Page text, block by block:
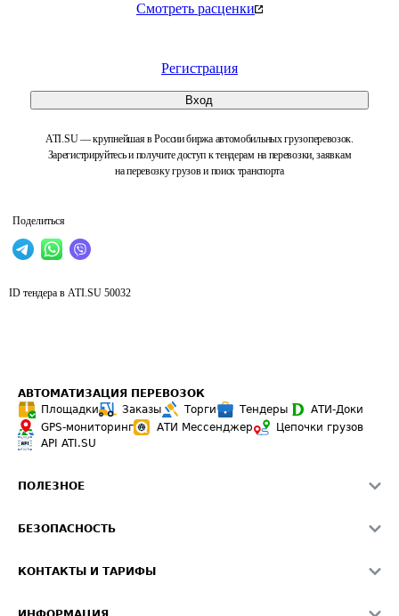
Смотреть расценки
Регистрация
Вход
ATI.SU — крупнейшая в России биржа автомобильных грузоперевозок.
Зарегистрируйтесь и получите доступ к тендерам на перевозки, заявкам
на перевозку грузов и поиск транспорта
Поделиться
ID тендера в ATI.SU 50032
АВТОМАТИЗАЦИЯ ПЕРЕВОЗОК
Площадки
Заказы Торги Тендеры
АТИ-Доки
GPS-мониторинг
АТИ Мессенджер
Цепочки грузов
API ATI.SU
ПОЛЕЗНОЕ
Звезды ATI.SU на вашем сайте
БЕЗОПАСНОСТЬ
Светофор+
КОНТАКТЫ И ТАРИФЫ